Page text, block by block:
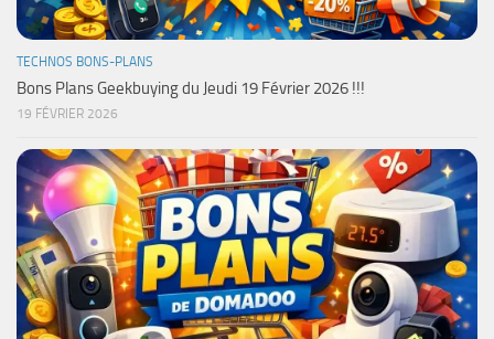
TECHNOS BONS-PLANS
Bons Plans Geekbuying du Jeudi 19 Février 2026 !!!
19 FÉVRIER 2026